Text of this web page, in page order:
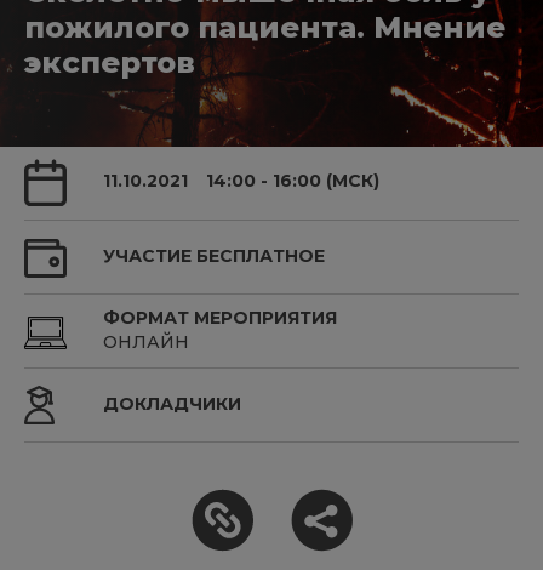
пожилого пациента. Мнение
экспертов
11.10.2021 14:00 - 16:00 (МСК)
УЧАСТИЕ БЕСПЛАТНОЕ
ФОРМАТ МЕРОПРИЯТИЯ
ОНЛАЙН
ДОКЛАДЧИКИ